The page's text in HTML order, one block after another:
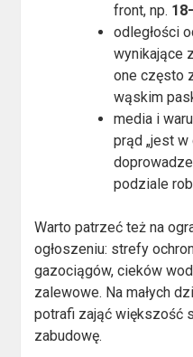
front, np.
odległości
wynikające
one często
wąskim
media i
prąd „jest
podziale
Warto patrzeć też na
ogłoszeniu: strefy
gazociągów, cieków
zalewowe. Na małych
potrafi zająć większość
zabudowę.